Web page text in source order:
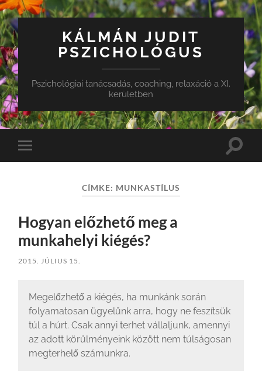
KÁLMÁN JUDIT
PSZICHOLÓGUS
Pszichológiai tanácsadás, coaching, relaxáció a XI.
kerületben
Toggle
mobile
Toggle
CÍMKE: MUNKASTÍLUS
Hogyan előzhető meg a
munkahelyi kiégés?
2015. JÚLIUS 15.
Megelőzhető a kiégés, ha munkánk során
folyamatosan ügyelünk arra, hogy ne feszítsük
túl a húrt. Csak annyi terhet vállaljunk, amennyi
az adott körülményeink között nem túlságosan
megterhelő számunkra.